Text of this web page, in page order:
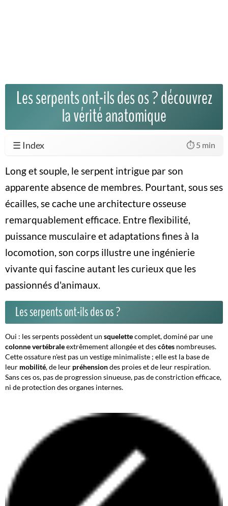
Les serpents ont-ils des os ? découvrez
la vérité anatomique
☰ Index ⏱️ 5 min
Long et souple, le serpent intrigue par son
apparente absence de membres. Pourtant, sous ses
écailles, se cache une architecture osseuse
remarquablement efficace. Entre flexibilité,
puissance musculaire et adaptations fines à la
locomotion, son corps illustre une ingénierie
vivante qui fascine autant les curieux que les
passionnés d'animaux.
Les serpents ont-ils des os ?
Oui : les serpents possèdent un squelettecomplet, dominé par une
colonne vertébraleextrêmement allongée et descôtes nombreuses.
Cette ossature n'est pas un vestige minimaliste ; elle est la base de
leur mobilité, de leur préhensiondes proies et de leur respiration.
Sans ces os, pas de progression sinueuse, pas de constriction efficace,
ni de protection des organes internes.